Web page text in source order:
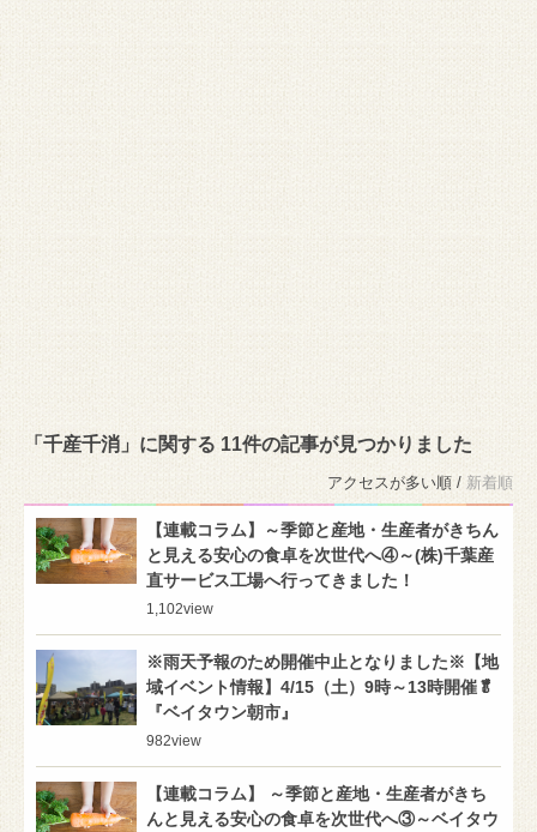
「千産千消」に関する 11件の記事が見つかりました
アクセスが多い順 / 新着順
【連載コラム】～季節と産地・生産者がきちん
と見える安心の食卓を次世代へ④～(株)千葉産
直サービス工場へ行ってきました！
1,102view
※雨天予報のため開催中止となりました※【地
域イベント情報】4/15（土）9時～13時開催🥬
『ベイタウン朝市』
982view
【連載コラム】 ～季節と産地・生産者がきち
んと見える安心の食卓を次世代へ③～ベイタウ